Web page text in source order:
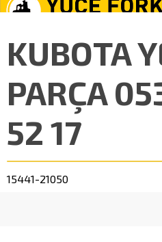
KUBOTA
PARÇA
52 17
15441-21050